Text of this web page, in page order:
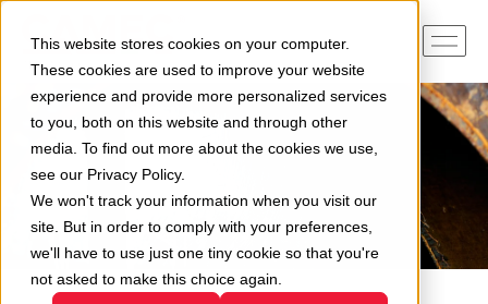
This website stores cookies on your computer.
These cookies are used to improve your website
experience and provide more personalized services
to you, both on this website and through other
media. To find out more about the cookies we use,
see our Privacy Policy.
We won't track your information when you visit our
site. But in order to comply with your preferences,
we'll have to use just one tiny cookie so that you're
not asked to make this choice again.